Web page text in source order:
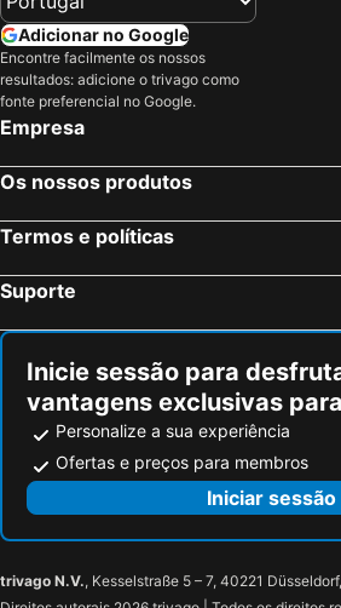
Adicionar no Google
Encontre facilmente os nossos
resultados: adicione o trivago como
fonte preferencial no Google.
Empresa
Os nossos produtos
Termos e políticas
Suporte
Inicie sessão para
vantagens exclusivas
Personalize a sua experiência
Ofertas e preços para membros
Iniciar sessão
trivago N.V., Kesselstraße 5 – 7, 40221